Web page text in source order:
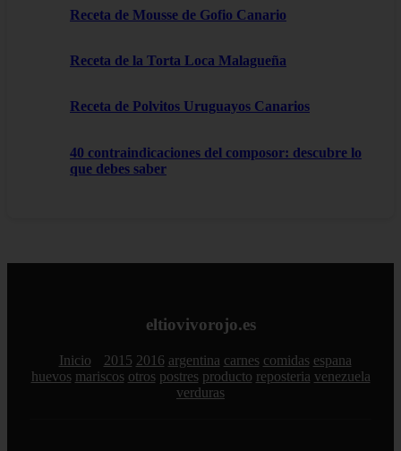
Receta de Mousse de Gofio Canario
Receta de la Torta Loca Malagueña
Receta de Polvitos Uruguayos Canarios
40 contraindicaciones del composor: descubre lo
que debes saber
eltiovivorojo.es
Inicio 2015 2016 argentina carnes comidas espana
huevos mariscos otros postres producto reposteria venezuela
verduras